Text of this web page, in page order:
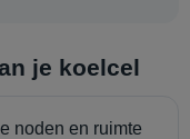
je koelcel
noden en ruimte